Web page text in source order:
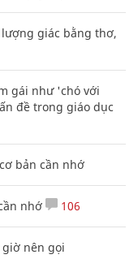
giác bằng thơ,
gái như 'chó với
đề trong giáo dục
bản cần nhớ
nhớ 106
giờ nên gọi